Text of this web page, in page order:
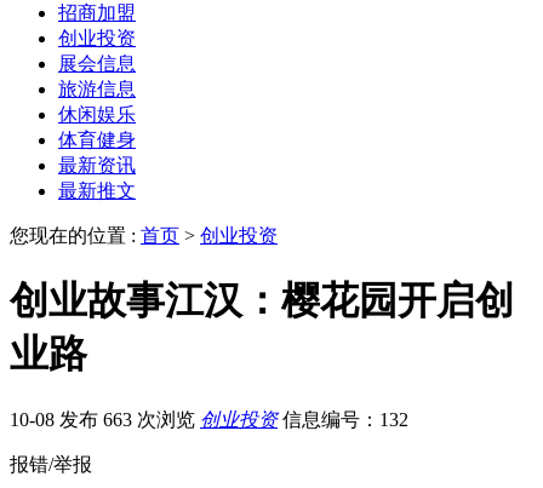
招商加盟
创业投资
展会信息
旅游信息
休闲娱乐
体育健身
最新资讯
最新推文
您现在的位置 : 首页 > 创业投资
创业故事江汉：樱花园开启创
业路
10-08 发布 663 次浏览 创业投资 信息编号：132
报错/举报